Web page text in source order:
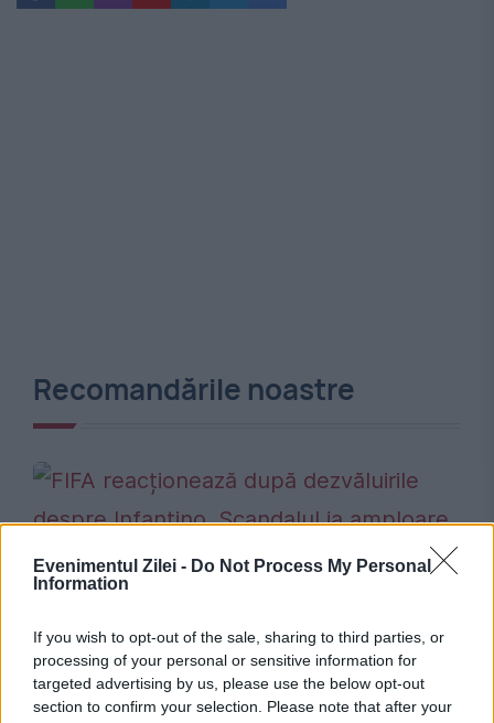
Evenimentul Zilei - Do Not Process My Personal
Information
If you wish to opt-out of the sale, sharing to third parties, or
processing of your personal or sensitive information for
targeted advertising by us, please use the below opt-out
section to confirm your selection. Please note that after your
Recomandările noastre
SPORT
Infantino. Scandalul ia amploare înaintea
alegerilor